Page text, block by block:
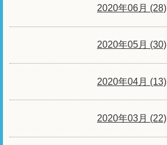
2020年06月 (28)
2020年05月 (30)
2020年04月 (13)
2020年03月 (22)